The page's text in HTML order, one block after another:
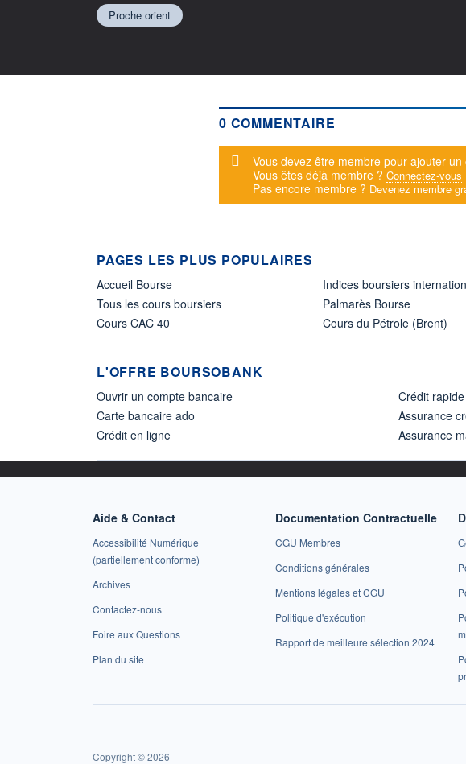
Proche orient
0 COMMENTAIRE
Message d'alerte
Vous devez être membre pour ajouter un
Vous êtes déjà membre ? Connectez-vous
Pas encore membre ? Devenez membre
PAGES LES PLUS POPULAIRES
Accueil Bourse
Tous les cours boursiers
Cours CAC 40
Indices boursiers
Palmarès Bourse
Cours du Pétrole (Brent)
L'OFFRE BOURSOBANK
Ouvrir un compte bancaire
Carte bancaire ado
Crédit en ligne
Crédit rapide
Assurance
Assurance
Aide & Contact
Accessibilité Numérique
(partiellement conforme)
Archives
Contactez-nous
Foire aux Questions
Plan du site
Documentation Contractuelle
CGU Membres
Conditions générales
Mentions légales et CGU
Politique d'exécution
Rapport de meilleure sélection 2024
Copyright © 2026